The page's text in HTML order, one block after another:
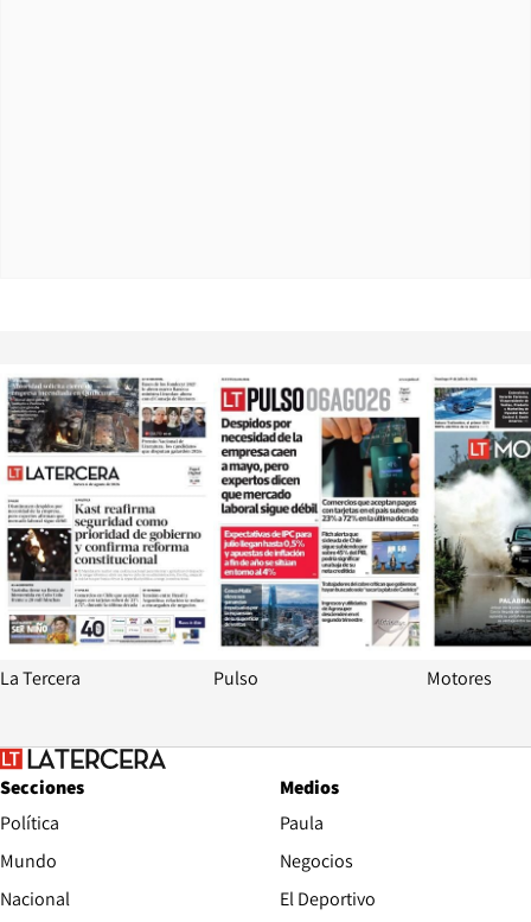
Opens in new window
La Tercera
Opens in
Pulso Motores
Secciones
Política
Mundo
Nacional
Medios
Paula
Negocios
El Deportivo